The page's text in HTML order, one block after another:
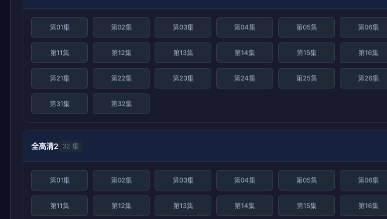
第01集 第02集 第03集 第04集 第05集 第06集
第11集 第12集 第13集 第14集 第15集 第16集
第21集 第22集 第23集 第24集 第25集 第26集
第31集 第32集
全高清2 32 集
第01集 第02集 第03集 第04集 第05集 第06集
第11集 第12集 第13集 第14集 第15集 第16集